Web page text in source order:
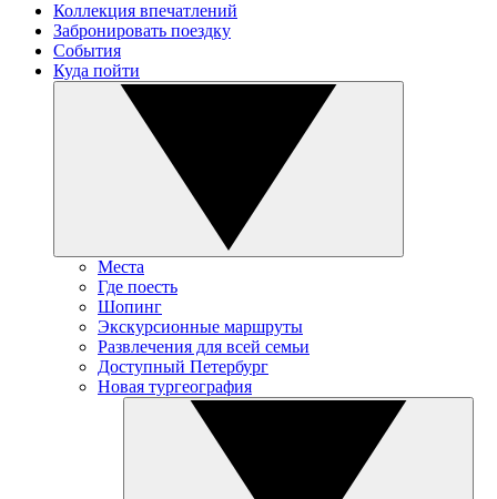
Коллекция впечатлений
Забронировать поездку
События
Куда пойти
Места
Где поесть
Шопинг
Экскурсионные маршруты
Развлечения для всей семьи
Доступный Петербург
Новая тургеография